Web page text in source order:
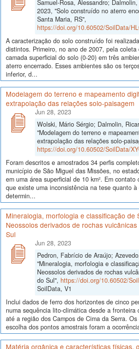
Samuel-Rosa, Alessandro;
2023, "Solo construído no aterro
Santa Maria, RS",
https://doi.org/10.60502/SoilData/
A caracterização do solo construído foi
distintos. Primeiro, no ano de 2007, pela coleta
camada superficial do solo (0-20) em três
aterro encerrado. Esses ambientes são os
inferior, d...
Modelagem do terreno e mapeamento
extrapolação das relações solo-paisagem
Jun 28, 2023
Wolski, Mário Sérgio; Dalmolin,
"Modelagem do terreno e
extrapolação das relações solo-
https://doi.org/10.60502/SoilData/
Foram descritos e amostrados 34 perfis
município de São Miguel das Missões, no
em uma área superficial de 10 km². Em contato
que existe uma inconsistência na tese quanto
determin...
Mineralogia, morfologia e classificação de
Neossolos derivados de rochas
Sul
Jun 28, 2023
Pedron, Fabrício de Araújo;
"Mineralogia, morfologia e
Neossolos derivados de rochas
do Sul", https://doi.org/10.60502/
SoilData, V1
Inclui dados de ferro dos horizontes de cinco
numa sequência lito-climática desde a fronteira
até a região dos Campos de Cima da Serra.
escolha dos pontos amostrais foram a
Matéria orgânica e características físicas,